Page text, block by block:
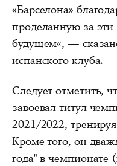
«Барселона»
проделанную за
будущем«, —
испанского клуба.
Следует отметить,
завоевал титул
2021/2022,
Кроме того, он
года" в чемпионате